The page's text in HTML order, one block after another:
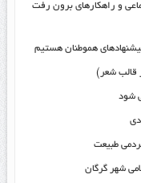
و راهکارهای برون رفت
هموطنان هستیم
قالب شعر)
شود
طبیعت
شهر گرگان